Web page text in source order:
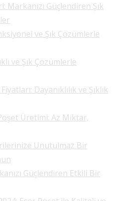
Markanızı Güçlendiren Şık
ve Şık Çözümlerle
ve Şık Çözümlerle
Dayanıklılık ve Şıklık
Üretimi: Az Miktar,
Unutulmaz Bir
Güçlendiren Etkili Bir